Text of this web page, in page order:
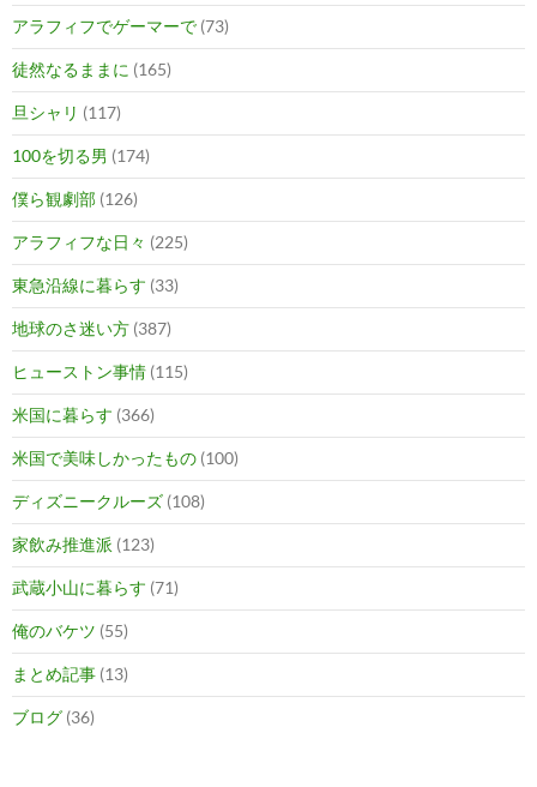
アラフィフでゲーマーで (73)
徒然なるままに (165)
旦シャリ (117)
100を切る男 (174)
僕ら観劇部 (126)
アラフィフな日々 (225)
東急沿線に暮らす (33)
地球のさ迷い方 (387)
ヒューストン事情 (115)
米国に暮らす (366)
米国で美味しかったもの (100)
ディズニークルーズ (108)
家飲み推進派 (123)
武蔵小山に暮らす (71)
俺のバケツ (55)
まとめ記事 (13)
ブログ (36)